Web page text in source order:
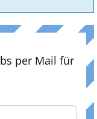
per Mail für